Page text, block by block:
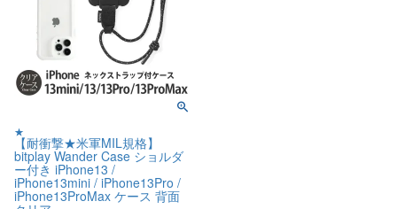
★
【耐衝撃★米軍MIL規格】
bitplay Wander Case ショルダ
ー付き iPhone13 /
iPhone13mini / iPhone13Pro /
iPhone13ProMax ケース 背面